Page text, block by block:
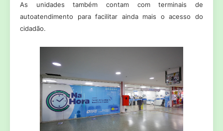
As unidades também contam com terminais de
autoatendimento para facilitar ainda mais o acesso do
cidadão.